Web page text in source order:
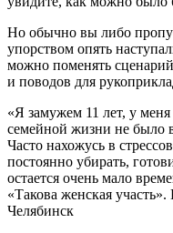
Но обычно вы либо
упорством опять
можно поменять
и поводов для
«Я замужем 11 лет, у
семейной жизни не было
Часто нахожусь в
постоянно убирать,
остается очень мало
«Такова женская
Челябинск